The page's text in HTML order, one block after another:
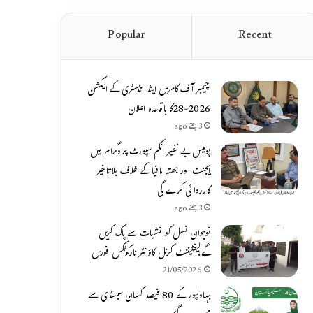
Recent
Popular
چیمبر آف کامرس اینڈ انڈسٹری کے الیکشن
2026-28کا باقاعدہ اعلان
3 ہفتے ago
پولیس بے نظیر انکم سپورٹ پروگرام میں
ایجنٹ اور بھتہ مافیا کے خلاف بلاتاخیر
کارروائی کرے گی
3 ہفتے ago
نوجوان نسل کو منشیات سے پاک کریں
گے،لیفٹیننٹ کرنل کاؤنٹر نارکوٹکس فورس
21/05/2026
بہاولپور کے 80 فیصد کسان سبسڈی سے